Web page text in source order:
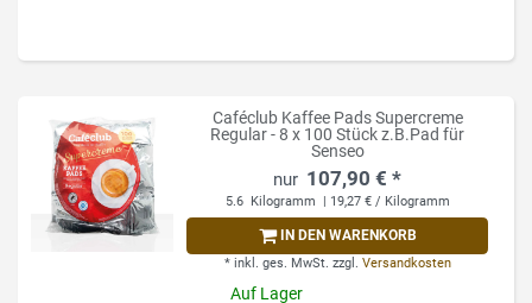
Caféclub Kaffee Pads Supercreme
Regular - 8 x 100 Stück z.B.Pad für
Senseo
107,90 € *
5.6 Kilogramm | 19,27 € / Kilogramm
IN DEN WARENKORB
* inkl. ges. MwSt. zzgl. Versandkosten
Auf Lager